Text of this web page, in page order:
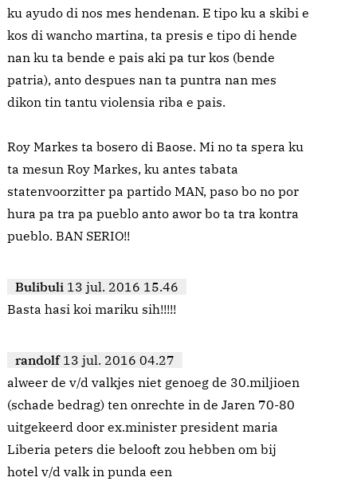
ku ayudo di nos mes hendenan. E tipo ku a skibi e
kos di wancho martina, ta presis e tipo di hende
nan ku ta bende e pais aki pa tur kos (bende
patria), anto despues nan ta puntra nan mes
dikon tin tantu violensia riba e pais.
Roy Markes ta bosero di Baose. Mi no ta spera ku
ta mesun Roy Markes, ku antes tabata
statenvoorzitter pa partido MAN, paso bo no por
hura pa tra pa pueblo anto awor bo ta tra kontra
pueblo. BAN SERIO!!
Bulibuli 13 jul. 2016 15.46
Basta hasi koi mariku sih!!!!!
randolf 13 jul. 2016 04.27
alweer de v/d valkjes niet genoeg de 30.miljioen
(schade bedrag) ten onrechte in de Jaren 70-80
uitgekeerd door ex.minister president maria
Liberia peters die belooft zou hebben om bij
hotel v/d valk in punda een